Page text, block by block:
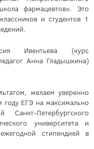
фармацевтов». Это
и студентов 1
Ивентьева (курс
Анна Гладышкина)
желаем уверенно
году ЕГЭ на максимально
Петербургского
университета и
стипендией в